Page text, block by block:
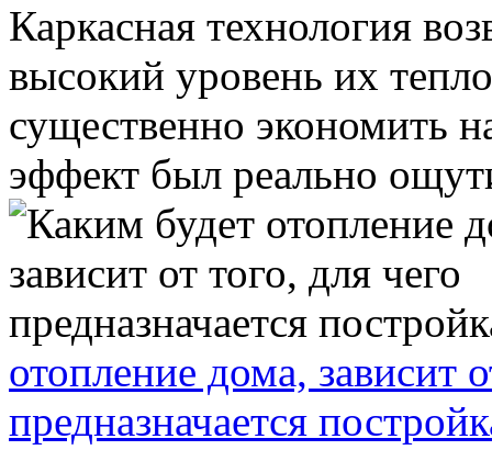
Каркасная технология
высокий уровень их
существенно экономить
эффект был реально
отопление дома, зависит
предназначается